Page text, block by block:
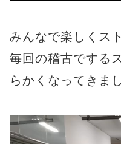
みんなで楽しくス
毎回の稽古でする
らかくなってきま